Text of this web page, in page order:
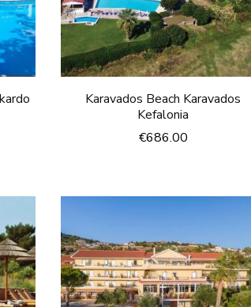
Karavados Beach Karavados
Kefalonia
€686.00